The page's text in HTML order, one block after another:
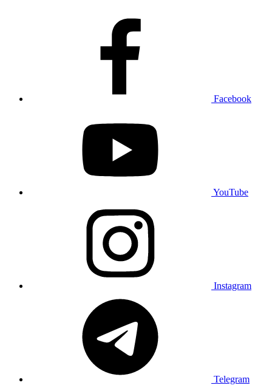
Facebook
YouTube
Instagram
Telegram